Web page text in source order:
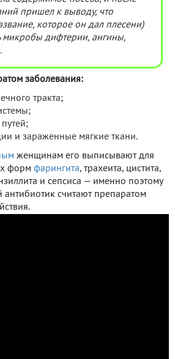
пришел к выводу, что
которое он дал плесени)
микробы дифтерии, ангины,
заболевания:
тракта;
и зараженные мягкие ткани.
женщинам его выписывают для
форм фарингита, трахеита, цистита,
и сепсиса — именно поэтому
считают препаратом